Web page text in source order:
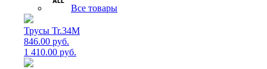
Все товары
Трусы Tr.34M
846.00 руб.
1 410.00 руб.